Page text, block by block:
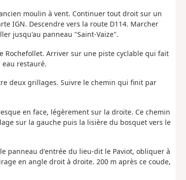
moulin à vent. Continuer tout droit sur un
IGN. Descendre vers la route D114. Marcher
jusqu'au panneau "Saint-Vaize".
Rochefollet. Arriver sur une piste cyclable qui fait
restauré.
deux grillages. Suivre le chemin qui finit par
en face, légèrement sur la droite. Ce chemin
sur la gauche puis la lisière du bosquet vers le
panneau d'entrée du lieu-dit le Paviot, obliquer à
en angle droit à droite. 200 m après ce coude,